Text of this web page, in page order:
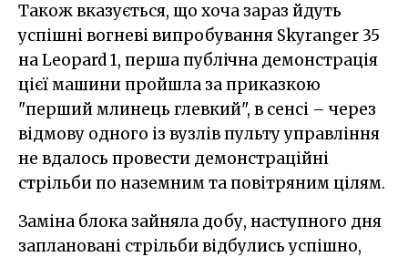
Також вказується, що хоча зараз йдуть
успішні вогневі випробування Skyranger 35
на Leopard 1, перша публічна демонстрація
цієї машини пройшла за приказкою
"перший млинець глевкий", в сенсі – через
відмову одного із вузлів пульту управління
не вдалось провести демонстраційні
стрільби по наземним та повітряним цілям.
Заміна блока зайняла добу, наступного дня
заплановані стрільби відбулись успішно,